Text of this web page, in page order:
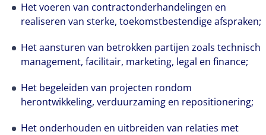
Het voeren van contractonderhandelingen en
realiseren van sterke, toekomstbestendige afspraken;
Het aansturen van betrokken partijen zoals technisch
management, facilitair, marketing, legal en finance;
Het begeleiden van projecten rondom
herontwikkeling, verduurzaming en repositionering;
Het onderhouden en uitbreiden van relaties met